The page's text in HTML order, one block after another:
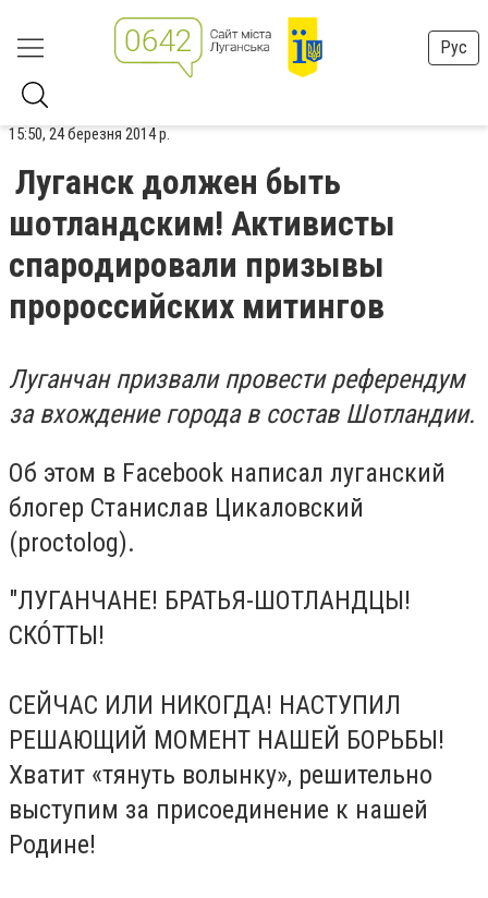
Рус
15:50, 24 березня 2014 р.
Луганск должен быть
шотландским! Активисты
спародировали призывы
пророссийских митингов
Луганчан призвали провести референдум
за вхождение города в состав Шотландии.
Об этом в Facebook написал луганский
блогер Станислав Цикаловский
(proctolog).
"ЛУГАНЧАНЕ! БРАТЬЯ-ШОТЛАНДЦЫ!
СКÓТТЫ!
СЕЙЧАС ИЛИ НИКОГДА! НАСТУПИЛ
РЕШАЮЩИЙ МОМЕНТ НАШЕЙ БОРЬБЫ!
Хватит «тянуть волынку», решительно
выступим за присоединение к нашей
Родине!